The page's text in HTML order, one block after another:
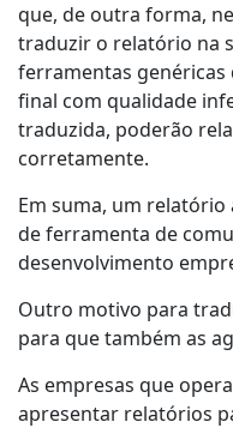
que, de outra forma,
traduzir o relatório na
ferramentas
final com qualidade
traduzida, poderão
corretamente.
Em suma, um
de ferramenta de
desenvolvimento
Outro motivo para
para que também as
As empresas que
apresentar relatórios